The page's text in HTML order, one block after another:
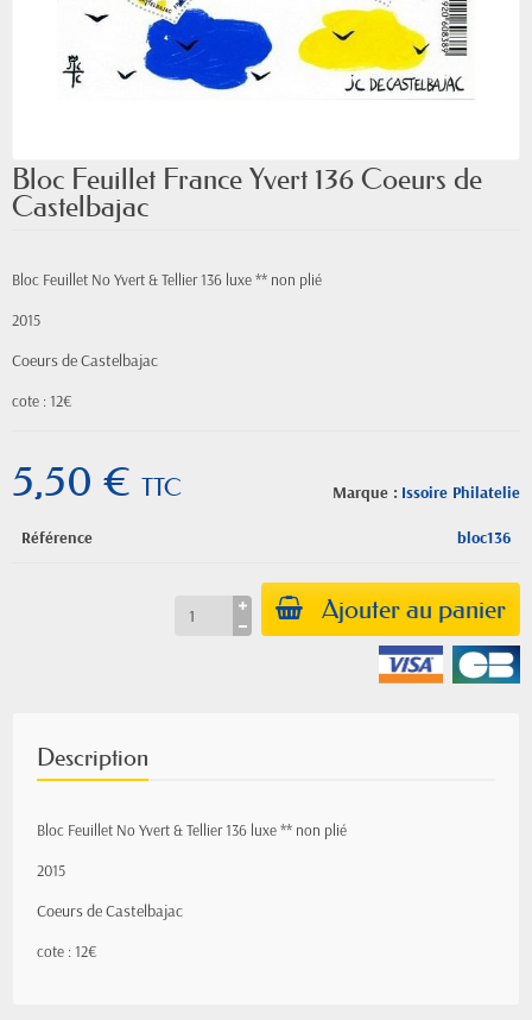
Bloc Feuillet France Yvert 136 Coeurs de
Castelbajac
Bloc Feuillet No Yvert & Tellier 136 luxe ** non plié
2015
Coeurs de Castelbajac
cote : 12€
Marque : Issoire Philatelie
5,50 € TTC
Référence bloc136
Ajouter au panier
Description
Bloc Feuillet No Yvert & Tellier 136 luxe ** non plié
2015
Coeurs de Castelbajac
cote : 12€